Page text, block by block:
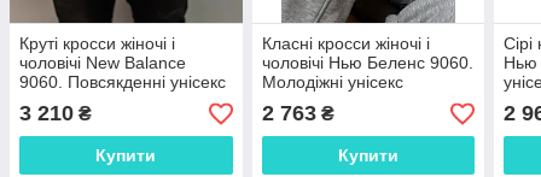
Круті кросси жіночі і
чоловічі New Balance
9060. Повсякденні унісекс
кроссівки Нью Беленс
9060.
3 210 ₴
Купити
Класні кросси жіночі і
чоловічі Нью Беленс 9060.
Молодіжні унісекс
кроссівки New Balance
9060.
2 763₴
Купити
Сірі
Нью
2